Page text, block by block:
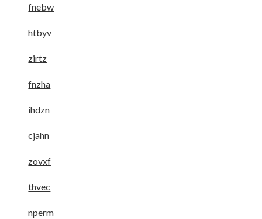
fnebw
htbyv
zirtz
fnzha
ihdzn
cjahn
zovxf
thvec
nperm